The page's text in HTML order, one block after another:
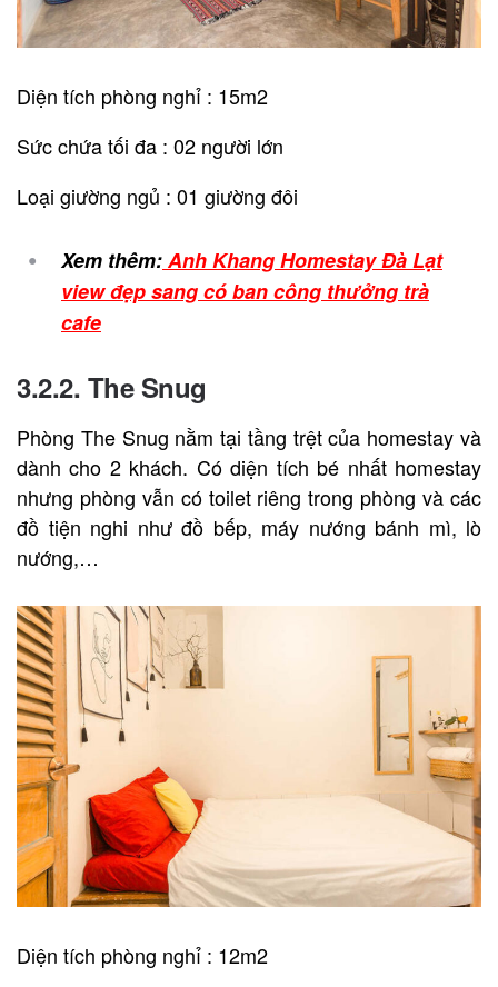
Diện tích phòng nghỉ : 15m2
Sức chứa tối đa : 02 người lớn
Loại giường ngủ : 01 giường đôi
Xem thêm:Anh Khang Homestay Đà Lạt
view đẹp sang có ban công thưởng trà
cafe
3.2.2. The Snug
Phòng The Snug nằm tại tầng trệt của homestay và
dành cho 2 khách. Có diện tích bé nhất homestay
nhưng phòng vẫn có toilet riêng trong phòng và các
đồ tiện nghi như đồ bếp, máy nướng bánh mì, lò
nướng,…
Diện tích phòng nghỉ : 12m2